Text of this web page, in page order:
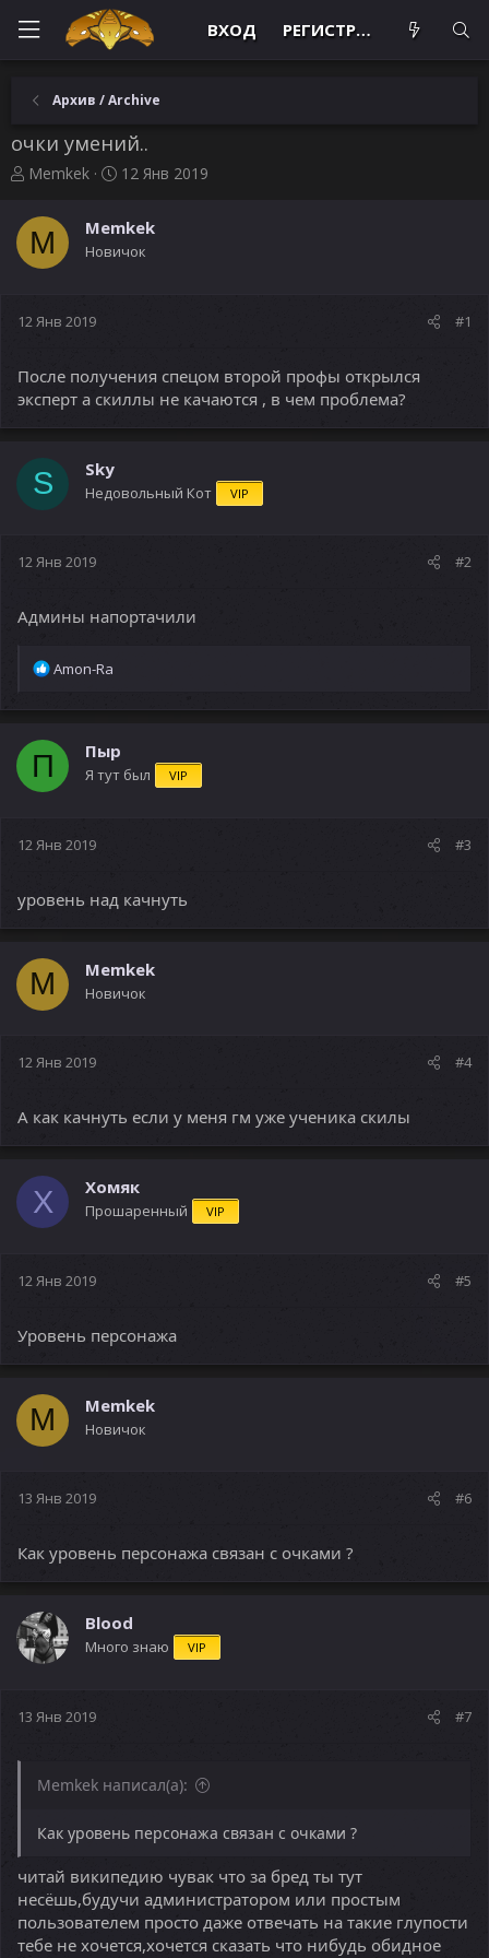
ВХОД РЕГИСТРАЦИЯ
Архив / Archive
очки умений..
А
т
о
р
м
Memkek
Д
а
н
12 Янв 2019
M Memkek
Новичок
12 Янв 2019 #1
После получения спецом второй профы открылся
эксперт а скиллы не качаются , в чем проблема?
S Sky
Недовольный Кот VIP
12 Янв 2019 #2
Админы напортачили
Р
а
ц
и
Amon-Ra
П Пыр
Я тут был VIP
12 Янв 2019 #3
уровень над качнуть
M Memkek
Новичок
12 Янв 2019 #4
А как качнуть если у меня гм уже ученика скилы
Х Хомяк
Прошаренный VIP
12 Янв 2019 #5
Уровень персонажа
M Memkek
Новичок
13 Янв 2019 #6
Как уровень персонажа связан с очками ?
Blood
Много знаю VIP
13 Янв 2019 #7
Memkek написал(а):
Как уровень персонажа связан с очками ?
читай википедию чувак что за бред ты тут
несёшь,будучи администратором или простым
пользователем просто даже отвечать на такие глупости
тебе не хочется,хочется сказать что нибудь обидное